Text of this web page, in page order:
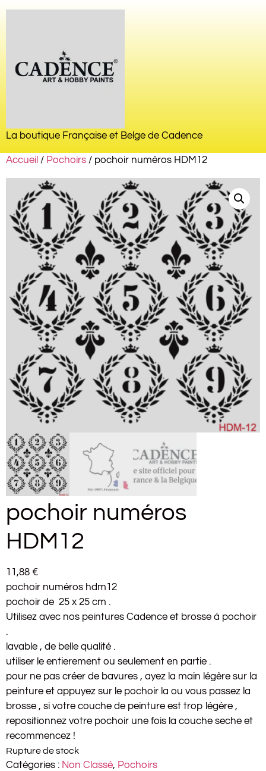
La boutique Française et Belge de Cadence
Accueil / Pochoirs / pochoir numéros HDM12
pochoir numéros
HDM12
11,88 €
pochoir numéros hdm12
pochoir de 25 x 25 cm .
Utilisez avec nos peintures Cadence et brosse à pochoir
.
lavable , de belle qualité .
utiliser le entierement ou seulement en partie .
pour ne pas créer de bavures , ayez la main légère sur la
peinture et appuyez sur le pochoir la ou vous passez la
brosse , si votre couche de peinture est trop légère ,
repositionnez votre pochoir une fois la couche seche et
recommencez !
Rupture de stock
Catégories : Non Classé, Pochoirs